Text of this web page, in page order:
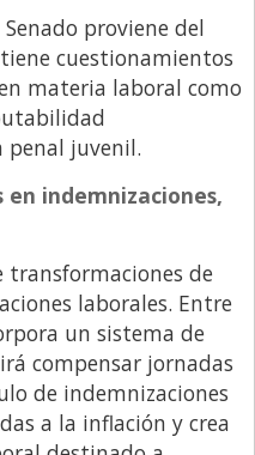
proviene del
cuestionamientos
materia laboral como
penal juvenil.
indemnizaciones,
transformaciones de
laborales. Entre
un sistema de
compensar jornadas
de indemnizaciones
a la inflación y crea